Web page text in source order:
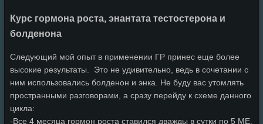
Курс гормона роста, энантата тестостерона и
болденона
Следующий мой опыт в применении ГР принес еще более
высокие результаты. Это не удивительно, ведь в сочетании с
ним использовались болденон и энка. Не буду вас утомлять
пространными разговорами, а сразу перейду к схеме данного
цикла:
-Все 4 месяца гормон роста ставился дважды в сутки по 5 МЕ.